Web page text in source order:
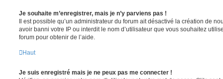
Je souhaite m’enregistrer, mais je n’y parviens pas !
Il est possible qu’un administrateur du forum ait désactivé la création de
avoir banni votre IP ou interdit le nom d’utilisateur que vous souhaitez
forum pour obtenir de l’aide.
Haut
Je suis enregistré mais je ne peux pas me connecter !